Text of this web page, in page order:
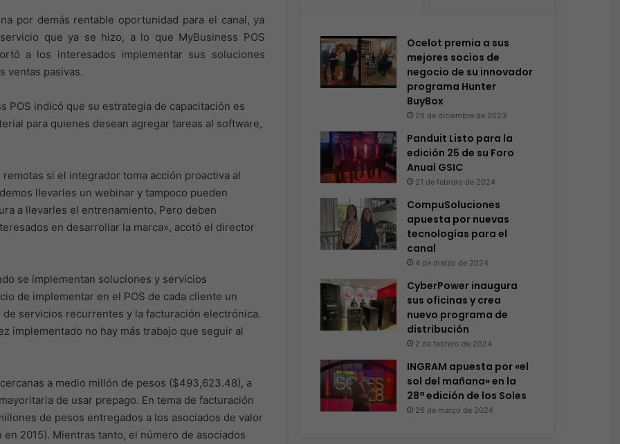
por demás rentable oportunidad para el canal, ya
que ya se hizo, a lo que MyBusiness POS
a los interesados implementar sus soluciones
ventas pasivas.
POS indicó que su estrategia de capacitación es
para quienes desean agregar tareas al software,
si el integrador toma acción proactiva al
llevarles un webinar y tampoco pueden
a llevarles el entrenamiento. Pero deben
en desarrollar la marca», acotó el director
se implementan soluciones y servicios
de implementar en el POS de cada cliente un
servicios recurrentes y la facturación electrónica.
implementado no hay más trabajo que seguir al
a medio millón de pesos ($493,623.48), a
de usar prepago. En tema de facturación
de pesos entregados a los asociados de valor
2015). Mientras tanto, el número de asociados
Ocelot premia a sus
mejores socios de
negocio de su innovador
programa Hunter
BuyBox
29 de diciembre de 2023
Panduit Listo para la
edición 25 de su Foro
Anual GSIC
21 de febrero de 2024
CompuSoluciones
apuesta por nuevas
tecnologías para el
canal
4 de marzo de 2024
CyberPower inaugura
sus oficinas y crea
nuevo programa de
distribución
2 de febrero de 2024
INGRAM apuesta por «el
sol del mañana» en la
28ª edición de los Soles
26 de marzo de 2024